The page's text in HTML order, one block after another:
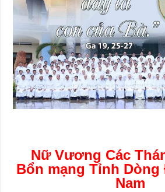
Nữ Vương Các
Bổn mạng Tỉnh
Nam